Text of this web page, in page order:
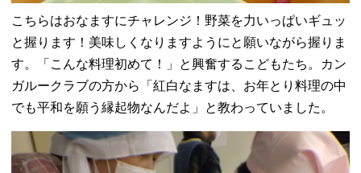
こちらはおなますにチャレンジ！野菜を力いっぱいギュッ
と握ります！美味しくなりますようにと願いながら握りま
す。「こんな料理初めて！」と興奮するこどもたち。カン
ガルークラブの方から「紅白なますは、お年とり料理の中
でも平和を願う縁起物なんだよ」と教わっていました。